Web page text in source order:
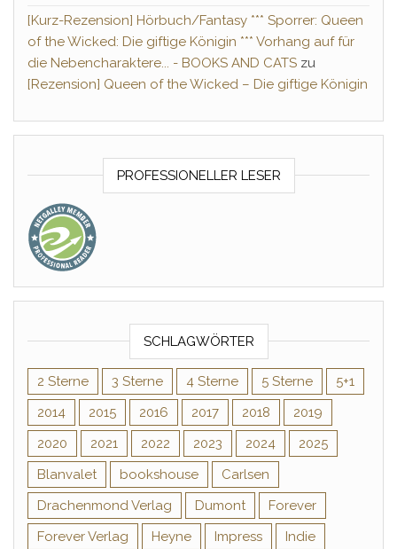
[Kurz-Rezension] Hörbuch/Fantasy *** Sporrer: Queen
of the Wicked: Die giftige Königin *** Vorhang auf für
die Nebencharaktere... - BOOKS AND CATS zu
[Rezension] Queen of the Wicked – Die giftige Königin
PROFESSIONELLER LESER
SCHLAGWÖRTER
2 Sterne 3 Sterne 4 Sterne 5 Sterne
5+1
2014
2015 2016 2017 2018
2019
2020
2021 2022 2023 2024
2025
Blanvalet
bookshouse
Carlsen
Drachenmond Verlag
Dumont
Forever
Forever Verlag
Heyne Impress
Indie